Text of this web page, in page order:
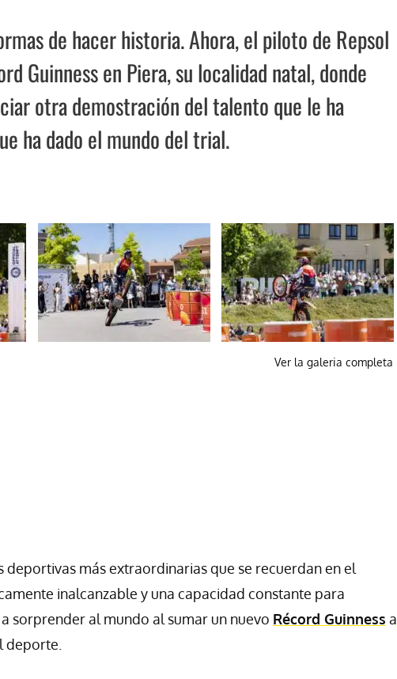
de hacer historia. Ahora, el piloto de Repsol
Guinness en Piera, su localidad natal, donde
otra demostración del talento que le ha
ha dado el mundo del trial.
Ver la galeria completa
deportivas más extraordinarias que se recuerdan en el
inalcanzable y una capacidad constante para
sorprender al mundo al sumar un nuevo Récord Guinness a
deporte.